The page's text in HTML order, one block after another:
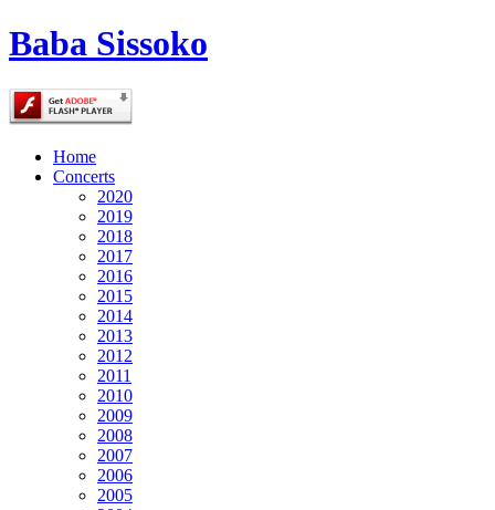
Baba Sissoko
Home
Concerts
2020
2019
2018
2017
2016
2015
2014
2013
2012
2011
2010
2009
2008
2007
2006
2005